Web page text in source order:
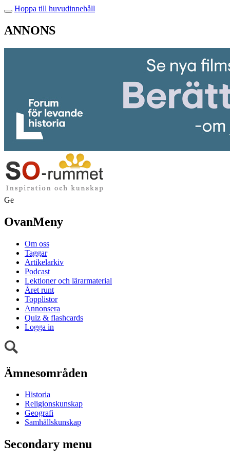
Hoppa till huvudinnehåll
ANNONS
Ge
OvanMeny
Om oss
Taggar
Artikelarkiv
Podcast
Lektioner och lärarmaterial
Året runt
Topplistor
Annonsera
Quiz & flashcards
Logga in
Ämnesområden
Historia
Religionskunskap
Geografi
Samhällskunskap
Secondary menu